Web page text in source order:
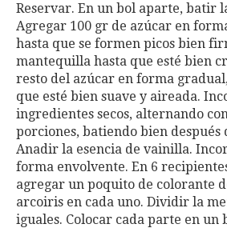
Reservar. En un bol aparte, batir
Agregar 100 gr de azúcar en
hasta que se formen picos bien
mantequilla hasta que esté bien
resto del azúcar en forma
que esté bien suave y aireada.
ingredientes secos, alternando
porciones, batiendo bien después
Anadir la esencia de vainilla.
forma envolvente. En 6
agregar un poquito de colorante
arcoiris en cada uno. Dividir la
iguales. Colocar cada parte en un